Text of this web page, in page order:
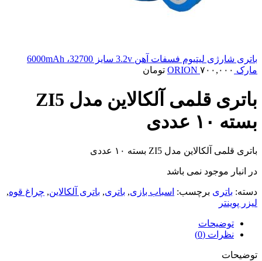
باتری شارژی لیتیوم فسفات آهن 3.2v سایز 32700، 6000mAh
مارک ORION ۷۰۰,۰۰۰ تومان
باتری قلمی آلکالاین مدل ZI5
بسته ۱۰ عددی
باتری قلمی آلکالاین مدل ZI5 بسته ۱۰ عددی
در انبار موجود نمی باشد
دسته: باتری برچسب: اسباب بازی, باتری, باتری آلکالاین, چراغ قوه,
لیزر پوینتر
توضیحات
نظرات (0)
توضیحات